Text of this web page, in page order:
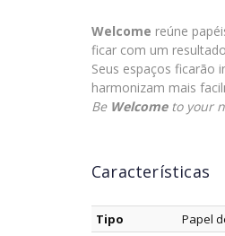
Welcome reúne
ficar com um
Seus espaços ficarão
harmonizam mais
Be Welcometo your
Características
Tipo
Papel